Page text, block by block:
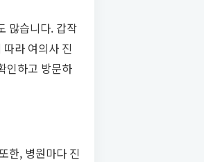
많습니다. 갑작
라 여의사 진
인하고 방문하
한, 병원마다 진